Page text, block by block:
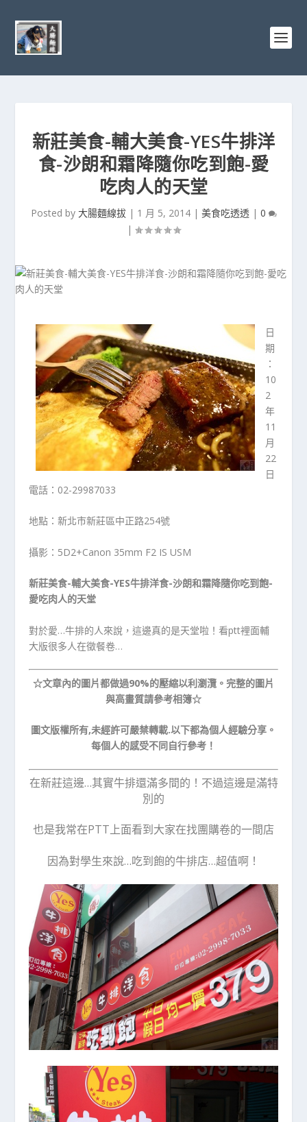
新莊美食-輔大美食-YES牛排洋
食-沙朗和霜降隨你吃到飽-愛
吃肉人的天堂
Posted by 大腸麵線拔| 1 月 5, 2014| 美食吃透透| 0
|
日
期
：
10
2
年
11
月
22
日
電話：02-29987033
地點：新北市新莊區中正路254號
攝影：5D2+Canon 35mm F2 IS USM
新莊美食-輔大美食-YES牛排洋食-沙朗和霜降隨你吃到飽-
愛吃肉人的天堂
對於愛…牛排的人來說，這邊真的是天堂啦！看ptt裡面輔
大版很多人在徵餐卷…
☆文章內的圖片都做過90%的壓縮以利瀏灠。完整的圖片
與高畫質請參考相簿☆
圖文版權所有,未經許可嚴禁轉載.以下都為個人經驗分享。
每個人的感受不同自行參考！
在新莊這邊…其實牛排還滿多間的！不過這邊是滿特
別的
也是我常在PTT上面看到大家在找團購卷的一間店
因為對學生來說…吃到飽的牛排店…超值啊！